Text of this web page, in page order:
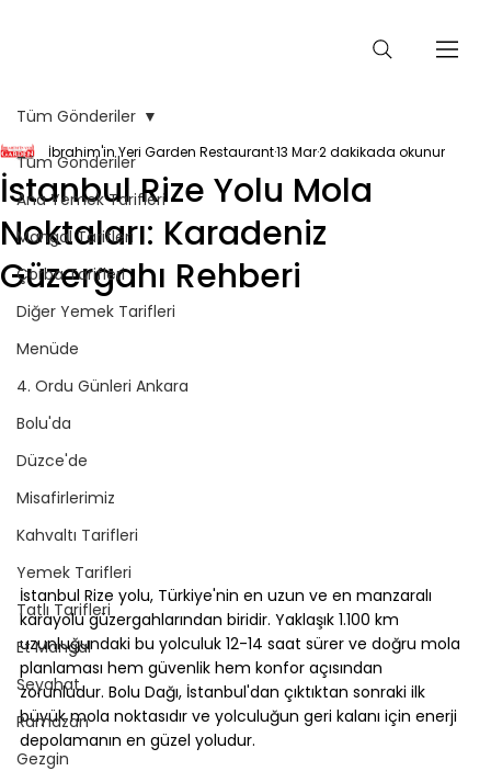
Tüm Gönderiler
Ana Yemek Tarifleri
Mangal Tarifleri
Çorba Tarifleri
Diğer Yemek Tarifleri
Menüde
4. Ordu Günleri Ankara
Bolu'da
Düzce'de
Misafirlerimiz
Kahvaltı Tarifleri
Yemek Tarifleri
Tatlı Tarifleri
Et Mangal
Seyahat
Ramazan
Gezgin
Tüm Gönderiler
İstanbul Rize Yolu Mola
Noktaları: Karadeniz
Güzergahı Rehberi
İbrahim'in Yeri Garden Restaurant13 Mar2 dakikada okunur
İstanbul Rize yolu, Türkiye'nin en uzun ve en manzaralı
karayolu güzergahlarından biridir. Yaklaşık 1.100 km
uzunluğundaki bu yolculuk 12-14 saat sürer ve doğru mola
planlaması hem güvenlik hem konfor açısından
zorunludur. Bolu Dağı, İstanbul'dan çıktıktan sonraki ilk
büyük mola noktasıdır ve yolculuğun geri kalanı için enerji
depolamanın en güzel yoludur.